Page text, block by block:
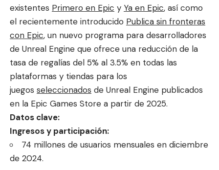
existentes Primero en Epic y Ya en Epic, así como
el recientemente introducido Publica sin fronteras
con Epic, un nuevo programa para desarrolladores
de Unreal Engine que ofrece una reducción de la
tasa de regalías del 5% al 3.5% en todas las
plataformas y tiendas para los
juegos seleccionados de Unreal Engine publicados
en la Epic Games Store a partir de 2025.
Datos clave:
Ingresos y participación:
74 millones de usuarios mensuales en diciembre
de 2024.